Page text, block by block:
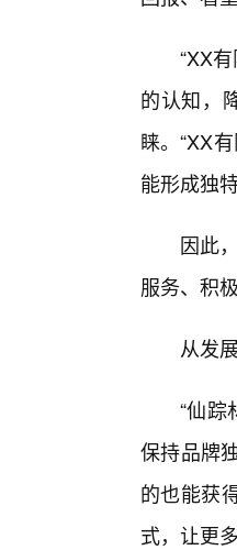
“XX
的认知，
睐。“XX
能形成独
因此
服务、积
从发
“仙踪
保持品牌
的也能获
式，让更